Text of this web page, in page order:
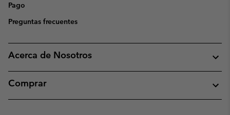
Pago
Preguntas frecuentes
Acerca de Nosotros
Comprar